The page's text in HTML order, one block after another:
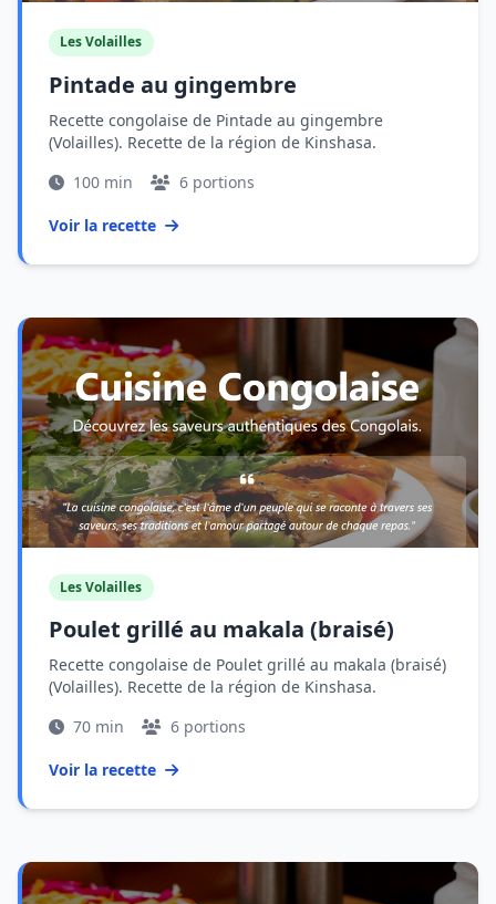
Les Volailles
Pintade au gingembre
Recette congolaise de Pintade au gingembre
(Volailles). Recette de la région de Kinshasa.
100 min
6 portions
Voir la recette
Les Volailles
Poulet grillé au makala (braisé)
Recette congolaise de Poulet grillé au makala (braisé)
(Volailles). Recette de la région de Kinshasa.
70 min
6 portions
Voir la recette